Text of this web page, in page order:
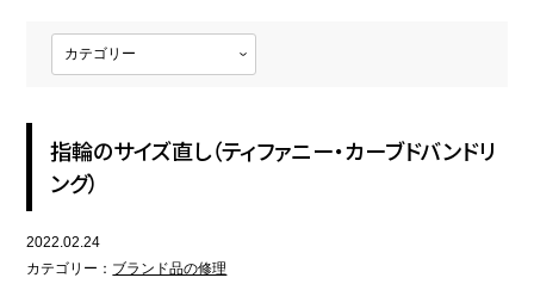
指輪のサイズ直し（ティファニー・カーブドバンドリ
ング）
2022.02.24
カテゴリー： ブランド品の修理